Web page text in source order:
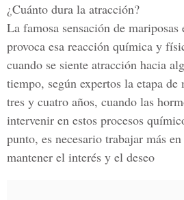
¿Cuánto dura la atracción?
La famosa sensación de mariposas
provoca esa reacción química y
cuando se siente atracción hacia
tiempo, según expertos la etapa de
tres y cuatro años, cuando las
intervenir en estos procesos
punto, es necesario trabajar más
mantener el interés y el deseo